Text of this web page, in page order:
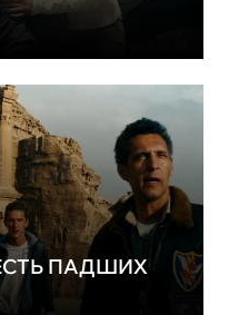
ПАДШИХ